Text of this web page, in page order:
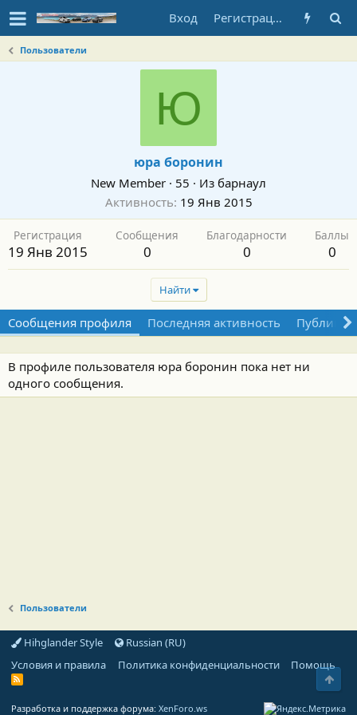
Вход Регистрация
Пользователи
Ю
юра боронин
New Member · 55 · Из барнаул
Активность 19 Янв 2015
Регистрация
19 Янв 2015
Сообщения
0
Благодарности
0
Баллы
0
Найти
Сообщения профиля Последняя активность
В профиле пользователя юра боронин пока нет ни
одного сообщения.
Пользователи
Hihglander Style
Russian (RU)
Условия и правила
Политика конфиденциальности Помощь
R
Разработка и поддержка форума: XenForo.ws